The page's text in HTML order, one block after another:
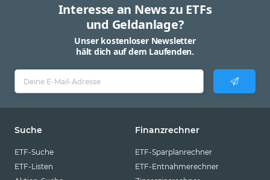
Interesse an News zu ETFs
und Geldanlage?
Unser kostenloser Newsletter
hält dich auf dem Laufenden.
Suche
ETF-Suche
ETF-Listen
Finanzrechner
ETF-Sparplanrechner
ETF-Entnahmerechner